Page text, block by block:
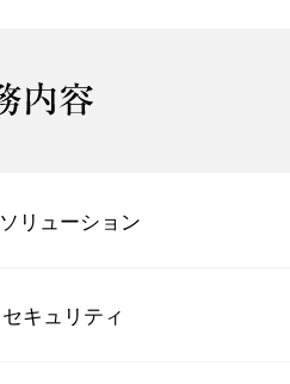
ソリューション
セキュリティ